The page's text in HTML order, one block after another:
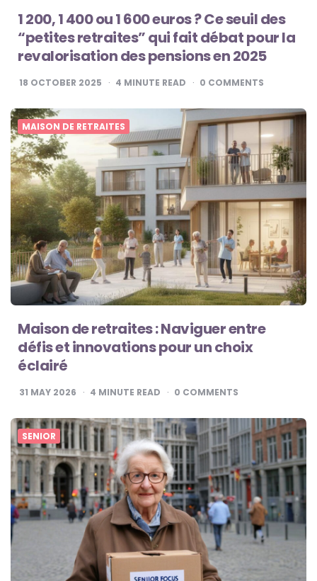
1 200, 1 400 ou 1 600 euros ? Ce seuil des
“petites retraites” qui fait débat pour la
revalorisation des pensions en 2025
18 OCTOBER 2025 4 MINUTE READ 0 COMMENTS
MAISON DE RETRAITES
Maison de retraites : Naviguer entre
défis et innovations pour un choix
éclairé
31 MAY 2026 4 MINUTE READ 0 COMMENTS
SENIOR